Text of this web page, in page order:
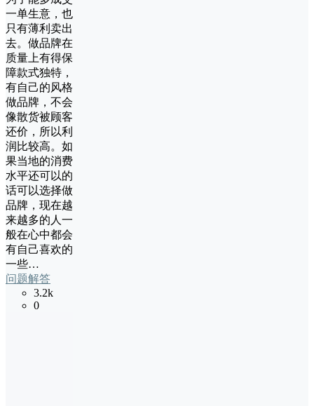
一单生意，也
只有薄利卖出
去。做品牌在
质量上有得保
障款式独特，
有自己的风格
做品牌，不会
像散货被顾客
还价，所以利
润比较高。如
果当地的消费
水平还可以的
话可以选择做
品牌，现在越
来越多的人一
般在心中都会
有自己喜欢的
一些…
问题解答
3.2k
0